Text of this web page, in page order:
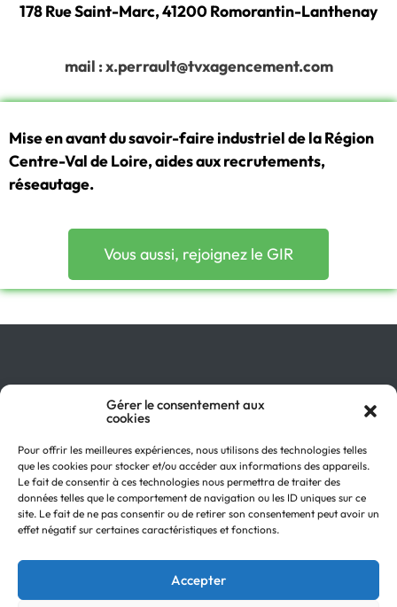
Gérer le consentement aux
cookies
Pour offrir les meilleures expériences, nous utilisons des technologies telles
que les cookies pour stocker et/ou accéder aux informations des appareils.
Le fait de consentir à ces technologies nous permettra de traiter des
données telles que le comportement de navigation ou les ID uniques sur ce
site. Le fait de ne pas consentir ou de retirer son consentement peut avoir un
effet négatif sur certaines caractéristiques et fonctions.
Accepter
178 Rue Saint-Marc, 41200 Romorantin-Lanthenay
mail : x.perrault@tvxagencement.com
Mise en avant du savoir-faire industriel de la Région
Centre-Val de Loire, aides aux recrutements,
réseautage.
Vous aussi, rejoignez le GIR
Qu’est-ce que le GIR ?
Pourquoi adhérer ?
On parle de nous !
Actualités
Contactez-nous
Recevez notre Newsletter
Recrutements
Politique de confidentialité
Retour en
haut